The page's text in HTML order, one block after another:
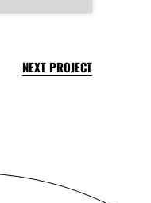
NEXT PROJECT